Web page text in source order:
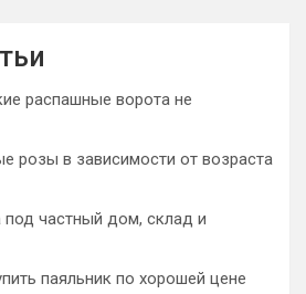
распашные ворота не
розы в зависимости от возраста
под частный дом, склад и
паяльник по хорошей цене